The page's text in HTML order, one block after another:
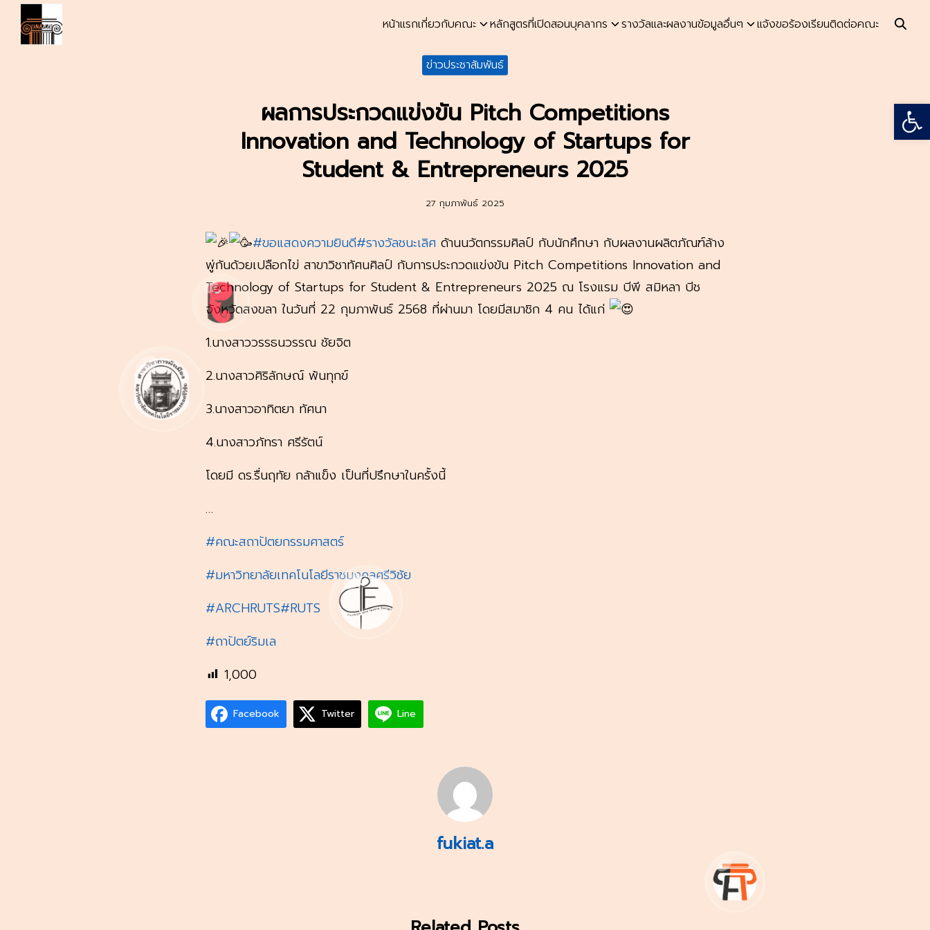
content
หน้าแรกเกี่ยวกับคณะ หลักสูตรที่เปิดสอนบุคลากร รางวัลและผลงานข้อมูลอื่นๆ แจ้งขอร้องเรียนติดต่อคณะ
ข่าวประชาสัมพันธ์
ผลการประกวดแข่งขัน Pitch Competitions
Innovation and Technology of Startups for
Student & Entrepreneurs 2025
27 กุมภาพันธ์ 2025
#ขอแสดงความยินดี#รางวัลชนะเลิศ ด้านนวัตกรรมศิลป์ กับนักศึกษา กับผลงานผลิตภัณฑ์ล้าง
พู่กันด้วยเปลือกไข่ สาขาวิชาทัศนศิลป์ กับการประกวดแข่งขัน Pitch Competitions Innovation and
Technology of Startups for Student & Entrepreneurs 2025 ณ โรงแรม บีพี สมิหลา บีช
จังหวัดสงขลา ในวันที่ 22 กุมภาพันธ์ 2568 ที่ผ่านมา โดยมีสมาชิก 4 คน ได้แก่
1.นางสาววรรธนวรรณ ชัยจิต
2.นางสาวศิริลักษณ์ พ้นทุกข์
3.นางสาวอาทิตยา ทัศนา
4.นางสาวภัทรา ศรีรัตน์
โดยมี ดร.รื่นฤทัย กล้าแข็ง เป็นที่ปรึกษาในครั้งนี้
…
#คณะสถาปัตยกรรมศาสตร์
#มหาวิทยาลัยเทคโนโลยีราชมงคลศรีวิชัย
#ARCHRUTS#RUTS
#ถาปัตย์ริมเล
1,000
Facebook Twitter Line
fukiat.a